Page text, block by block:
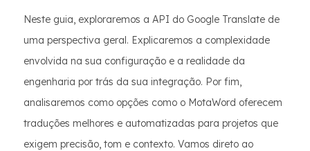
Neste guia, exploraremos a API do Google Translate de
uma perspectiva geral. Explicaremos a complexidade
envolvida na sua configuração e a realidade da
engenharia por trás da sua integração. Por fim,
analisaremos como opções como o MotaWord oferecem
traduções melhores e automatizadas para projetos que
exigem precisão, tom e contexto. Vamos direto ao